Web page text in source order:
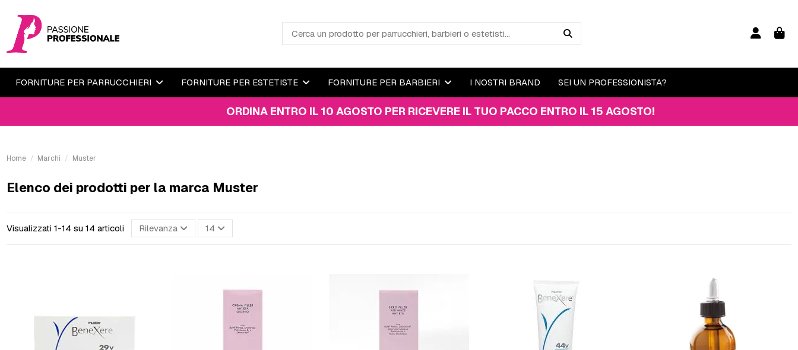
FORNITURE PER PARRUCCHIERI FORNITURE PER ESTETISTE FORNITURE PER BARBIERI I NOSTRI BRAND SEI UN PROFESSIONISTA?
ORDINA ENTRO IL 10 AGOSTO PER RICEVERE IL TUO PACCO ENTRO IL 15 AGOSTO!
Home Marchi Muster
Elenco dei prodotti per la marca Muster
Visualizzati 1-14 su 14 articoli Rilevanza 14